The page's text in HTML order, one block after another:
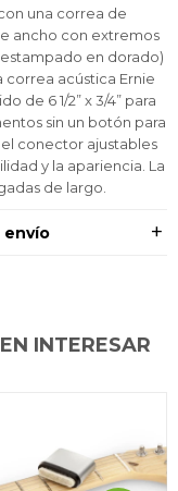
una correa de
ancho con extremos
en dorado)
correa acústica Ernie
de 6 1/2” x 3/4” para
sin un botón para
conector ajustables
y la apariencia. La
de largo.
envío
INTERESAR
cuotas que
de pago
disponible
duda
mas tarde.
cuotas que
de pago
disponible
duda
mas tarde.
cuotas que
de pago
disponible
duda
mas tarde.